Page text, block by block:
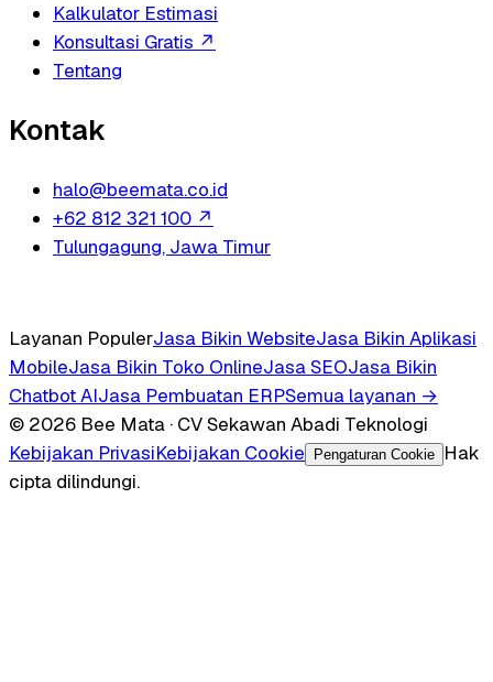
Kalkulator Estimasi
Konsultasi Gratis ↗
Tentang
Kontak
halo@beemata.co.id
+62 812 321 100 ↗
Tulungagung, Jawa Timur
Layanan PopulerJasa Bikin WebsiteJasa Bikin Aplikasi
MobileJasa Bikin Toko OnlineJasa SEOJasa Bikin
Chatbot AIJasa Pembuatan ERPSemua layanan →
© 2026 Bee Mata · CV Sekawan Abadi Teknologi
Kebijakan PrivasiKebijakan Cookie Pengaturan Cookie
Hak
cipta dilindungi.